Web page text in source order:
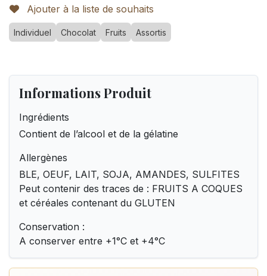
Ajouter à la liste de souhaits
Individuel Chocolat Fruits Assortis
Informations Produit
Ingrédients
Contient de l’alcool et de la gélatine
Allergènes
BLE, OEUF, LAIT, SOJA, AMANDES, SULFITES
Peut contenir des traces de : FRUITS A COQUES
et céréales contenant du GLUTEN
Conservation :
A conserver entre +1°C et +4°C